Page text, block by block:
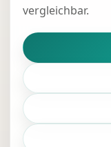
vergleichbar.